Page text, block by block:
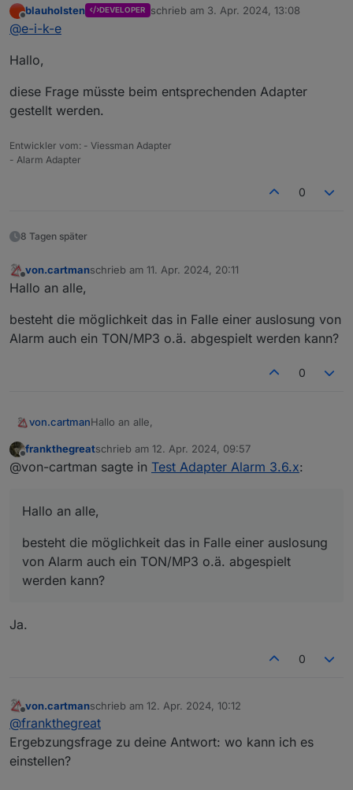
ich lasse mir über eine Amazon Alex mitteilen, wenn ich
Bevor die Textwiedergabe gesprochen wird, kommt
Offline
blauholsten DEVELOPER schrieb am 3. Apr. 2024, 13:08
zuletzt editiert von
@e-i-k-e
Hallo,
diese Frage müsste beim entsprechenden Adapter
gestellt werden.
Entwickler vom: - Viessman Adapter
- Alarm Adapter
0
8 Tagen später
Offline
von.cartmanschrieb am 11. Apr. 2024, 20:11
zuletzt editiert von
Hallo an alle,
besteht die möglichkeit das in Falle einer auslosung von
Alarm auch ein TON/MP3 o.ä. abgespielt werden kann?
0
von.cartmanHallo an alle,
besteht die möglichkeit das in Falle einer
auslosung von Alarm auch ein TON/MP3 o.ä.
frankthegreatschrieb am 12. Apr. 2024, 09:57
zuletzt editiert von
@von-cartman sagte in Test Adapter Alarm 3.6.x:
Hallo an alle,
besteht die möglichkeit das in Falle einer auslosung
von Alarm auch ein TON/MP3 o.ä. abgespielt
werden kann?
Ja.
0
Offline
von.cartmanschrieb am 12. Apr. 2024, 10:12
zuletzt editiert von
@frankthegreat
Ergebzungsfrage zu deine Antwort: wo kann ich es
einstellen?